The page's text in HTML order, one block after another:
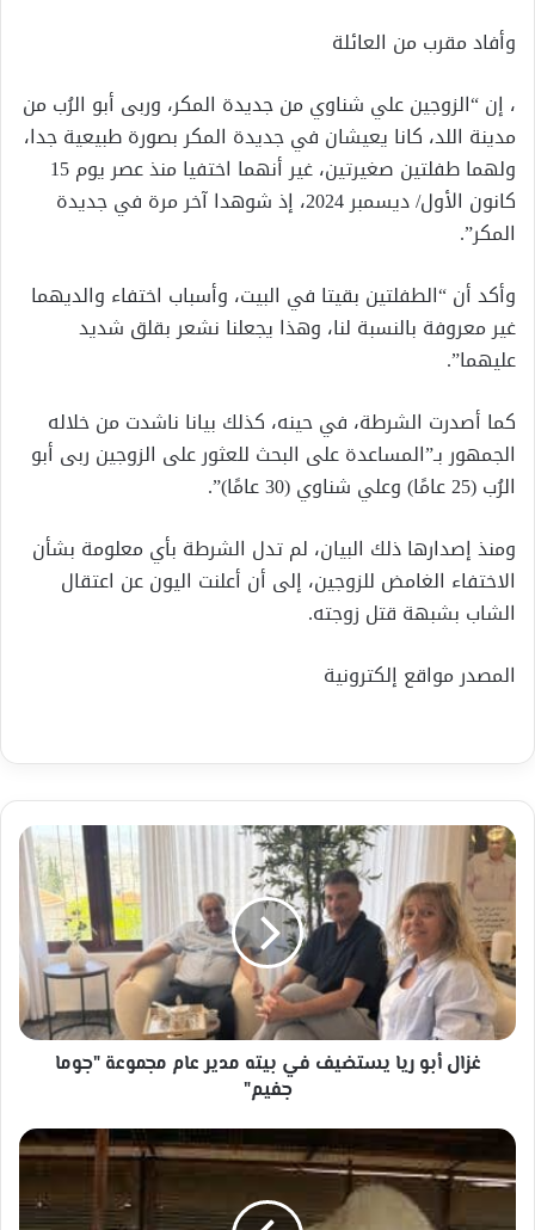
وأفاد مقرب من العائلة
، إن “الزوجين علي شناوي من جديدة المكر، وربى أبو الرُب من
مدينة اللد، كانا يعيشان في جديدة المكر بصورة طبيعية جدا،
ولهما طفلتين صغيرتين، غير أنهما اختفيا منذ عصر يوم 15
كانون الأول/ ديسمبر 2024، إذ شوهدا آخر مرة في جديدة
المكر”.
وأكد أن “الطفلتين بقيتا في البيت، وأسباب اختفاء والديهما
غير معروفة بالنسبة لنا، وهذا يجعلنا نشعر بقلق شديد
عليهما”.
كما أصدرت الشرطة، في حينه، كذلك بيانا ناشدت من خلاله
الجمهور بـ”المساعدة على البحث للعثور على الزوجين ربى أبو
الرُب (25 عامًا) وعلي شناوي (30 عامًا)”.
ومنذ إصدارها ذلك البيان، لم تدل الشرطة بأي معلومة بشأن
الاختفاء الغامض للزوجين، إلى أن أعلنت اليون عن اعتقال
الشاب بشبهة قتل زوجته.
المصدر مواقع إلكترونية
غزال
أبو
ريا
يستضيف
في
بيته
مدير
عام
مجموعة
غزال أبو ريا يستضيف في بيته مدير عام مجموعة "جوما
جفيم"
تعرف
على
الحيـوانات